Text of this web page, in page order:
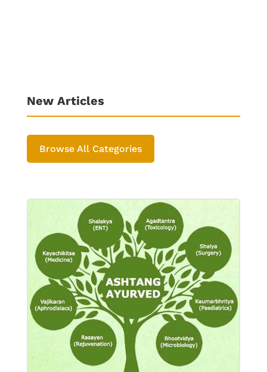
New Articles
Browse All Categories